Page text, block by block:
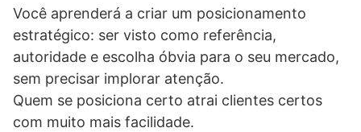
Você aprenderá a criar um posicionamento
estratégico: ser visto como referência,
autoridade e escolha óbvia para o seu mercado,
sem precisar implorar atenção.
Quem se posiciona certo atrai clientes certos
com muito mais facilidade.